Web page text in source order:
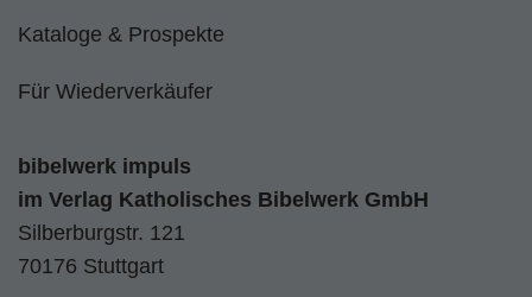
Kataloge & Prospekte
Für Wiederverkäufer
bibelwerk impuls
im Verlag Katholisches Bibelwerk GmbH
Silberburgstr. 121
70176 Stuttgart